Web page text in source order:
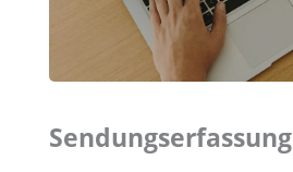
Sendungserfassung